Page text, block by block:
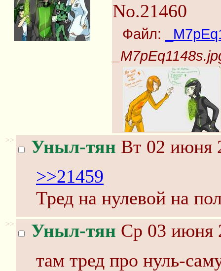
No.21460
Файл:
>> Уныл-тян Вт 02 июня
>>21459
Тред на нулевой на
>> Уныл-тян Ср 03 июня
там тред про нуль-